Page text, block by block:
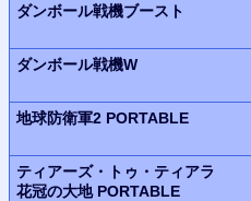
ダンボール戦機ブースト
ダンボール戦機W
地球防衛軍2 PORTABLE
ティアーズ・トゥ・ティアラ
花冠の大地 PORTABLE